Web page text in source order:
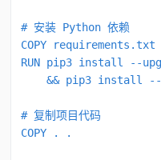
# 安装 Python 依赖
COPY requirements.txt
RUN pip3 install --
&& pip3 install
# 复制项目代码
COPY . .